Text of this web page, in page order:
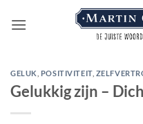
naar
GELUK POSITIVITEIT,
Gelukkig zijn –